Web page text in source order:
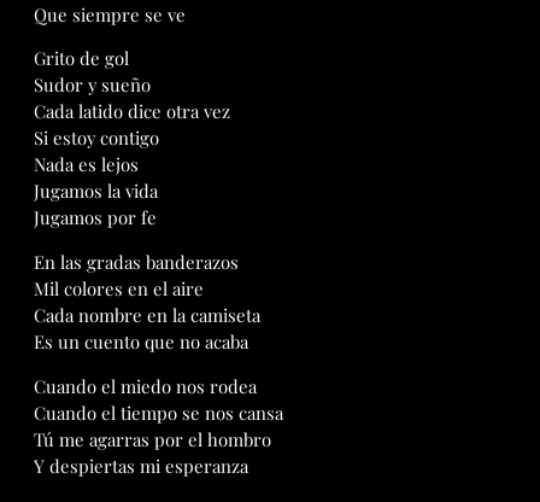
Que siempre se ve
Grito de gol
Sudor y sueño
Cada latido dice otra vez
Si estoy contigo
Nada es lejos
Jugamos la vida
Jugamos por fe
En las gradas banderazos
Mil colores en el aire
Cada nombre en la camiseta
Es un cuento que no acaba
Cuando el miedo nos rodea
Cuando el tiempo se nos cansa
Tú me agarras por el hombro
Y despiertas mi esperanza